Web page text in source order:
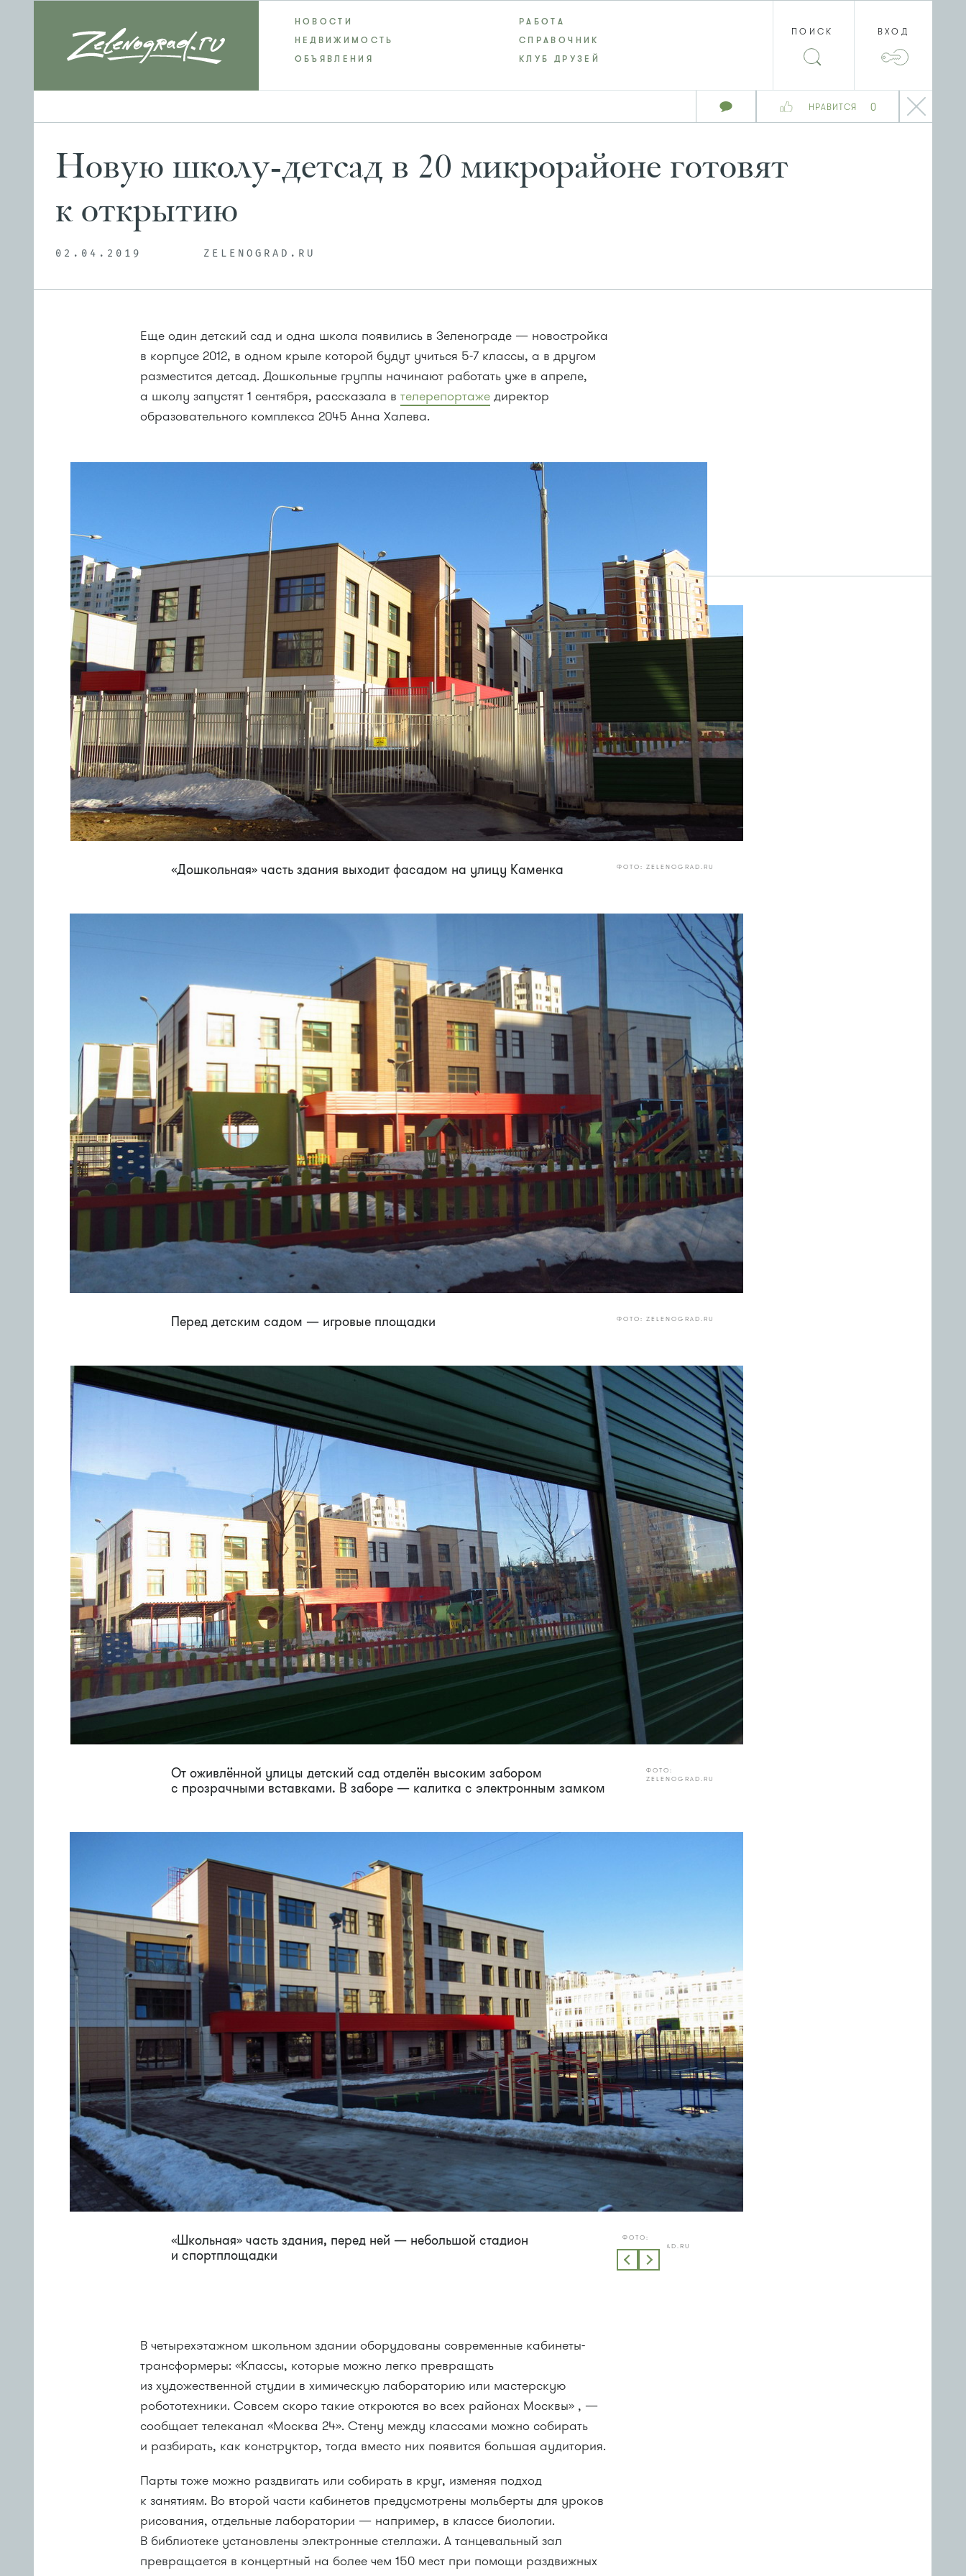
НРАВИТСЯ 0
НОВОСТИ
РАБОТА
НЕДВИЖИМОСТЬ
СПРАВОЧНИК
ОБЪЯВЛЕНИЯ
КЛУБ ДРУЗЕЙ
ПОИСК ВХОД
Новую школу-детсад в 20 микрорайоне готовят
к открытию
02.04.2019 ZELENOGRAD.RU
Еще один детский сад и одна школа появились в Зеленограде — новостройка
в корпусе 2012, в одном крыле которой будут учиться 5-7 классы, а в другом
разместится детсад. Дошкольные группы начинают работать уже в апреле,
а школу запустят 1 сентября, рассказала втелерепортаже директор
образовательного комплекса 2045 Анна Халева.
«Дошкольная» часть здания выходит фасадом на улицу Каменка ФОТО: ZELENOGRAD.RU
Перед детским садом — игровые площадки ФОТО: ZELENOGRAD.RU
От оживлённой улицы детский сад отделён высоким забором
с прозрачными вставками. В заборе — калитка с электронным замком
ФОТО:
ZELENOGRAD.RU
«Школьная» часть здания, перед ней — небольшой стадион
и спортплощадки
ФОТО:
ZELENOGRAD.RU
В четырехэтажном школьном здании оборудованы современные кабинеты-
трансформеры: «Классы, которые можно легко превращать
из художественной студии в химическую лабораторию или мастерскую
робототехники. Совсем скоро такие откроются во всех районах Москвы» , —
сообщает телеканал «Москва 24». Стену между классами можно собирать
и разбирать, как конструктор, тогда вместо них появится большая аудитория.
Парты тоже можно раздвигать или собирать в круг, изменяя подход
к занятиям. Во второй части кабинетов предусмотрены мольберты для уроков
рисования, отдельные лаборатории — например, в классе биологии.
В библиотеке установлены электронные стеллажи. А танцевальный зал
превращается в концертный на более чем 150 мест при помощи раздвижных